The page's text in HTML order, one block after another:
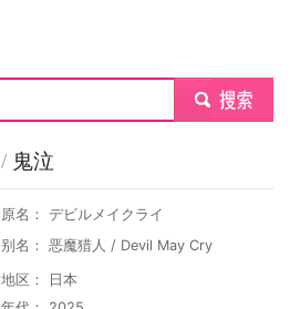
submit
/ 鬼泣
原名： デビルメイクライ
别名： 恶魔猎人 / Devil May Cry
地区： 日本